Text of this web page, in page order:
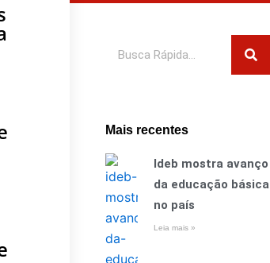
Mais recentes
Ideb mostra avanço
da educação básica
no país
Leia mais »